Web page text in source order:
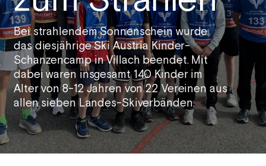
Bei strahlendem Sonnenschein wurde
das diesjährige Ski Austria Kinder-
Schanzencamp in Villach beendet. Mit
dabei waren insgesamt 140 Kinder im
Alter von 8-12 Jahren von 22 Vereinen aus
allen sieben Landes-Skiverbänden.